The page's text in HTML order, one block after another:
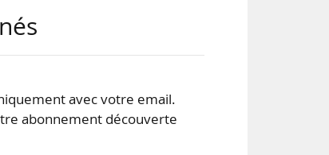
avec votre email.
abonnement découverte